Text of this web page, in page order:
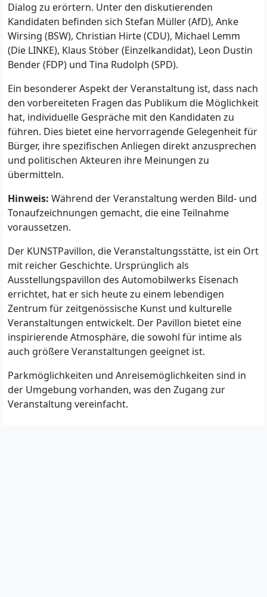
Dialog zu erörtern. Unter den diskutierenden
Kandidaten befinden sich Stefan Müller (AfD), Anke
Wirsing (BSW), Christian Hirte (CDU), Michael Lemm
(Die LINKE), Klaus Stöber (Einzelkandidat), Leon Dustin
Bender (FDP) und Tina Rudolph (SPD).
Ein besonderer Aspekt der Veranstaltung ist, dass nach
den vorbereiteten Fragen das Publikum die Möglichkeit
hat, individuelle Gespräche mit den Kandidaten zu
führen. Dies bietet eine hervorragende Gelegenheit für
Bürger, ihre spezifischen Anliegen direkt anzusprechen
und politischen Akteuren ihre Meinungen zu
übermitteln.
Hinweis: Während der Veranstaltung werden Bild- und
Tonaufzeichnungen gemacht, die eine Teilnahme
voraussetzen.
Der KUNSTPavillon, die Veranstaltungsstätte, ist ein Ort
mit reicher Geschichte. Ursprünglich als
Ausstellungspavillon des Automobilwerks Eisenach
errichtet, hat er sich heute zu einem lebendigen
Zentrum für zeitgenössische Kunst und kulturelle
Veranstaltungen entwickelt. Der Pavillon bietet eine
inspirierende Atmosphäre, die sowohl für intime als
auch größere Veranstaltungen geeignet ist.
Parkmöglichkeiten und Anreisemöglichkeiten sind in
der Umgebung vorhanden, was den Zugang zur
Veranstaltung vereinfacht.